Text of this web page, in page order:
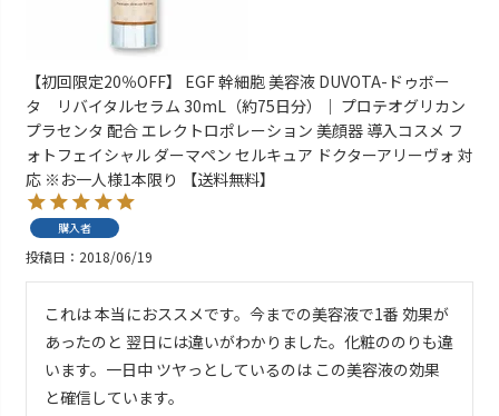
【初回限定20％OFF】 EGF 幹細胞 美容液 DUVOTA-ドゥボー
タ リバイタルセラム 30mL（約75日分）｜ プロテオグリカン
プラセンタ 配合 エレクトロポレーション 美顔器 導入コスメ フ
ォトフェイシャル ダーマペン セルキュア ドクターアリーヴォ 対
応 ※お一人様1本限り 【送料無料】
購入者
投稿日 2018/06/19
これは 本当におススメです。今までの美容液で1番 効果が
あったのと 翌日には違いがわかりました。化粧ののりも違
います。一日中 ツヤっとしているのは この美容液の効果
と確信しています。